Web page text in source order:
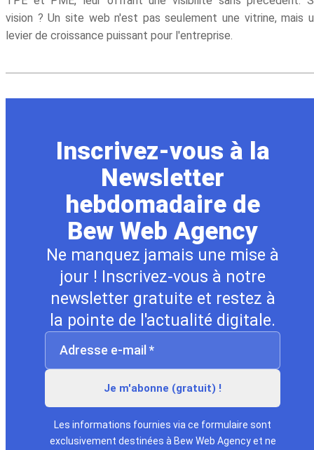
vision ? Un site web n'est pas seulement une vitrine, mais
levier de croissance puissant pour l'entreprise.
Inscrivez-vous à la
Newsletter
hebdomadaire de
Bew Web Agency
Ne manquez jamais une mise à
jour ! Inscrivez-vous à notre
newsletter gratuite et restez à
la pointe de l'actualité digitale.
Les informations fournies via ce formulaire sont
exclusivement destinées à Bew Web Agency et ne